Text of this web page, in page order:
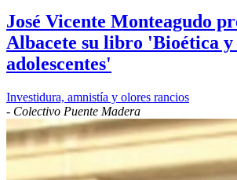
José Vicente Monteagudo
Albacete su libro 'Bioética y
adolescentes'
Investidura, amnistía y olores rancios
- Colectivo Puente Madera